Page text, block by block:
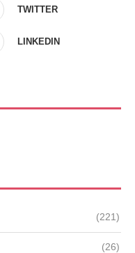
TWITTER
LINKEDIN
(221)
(26)